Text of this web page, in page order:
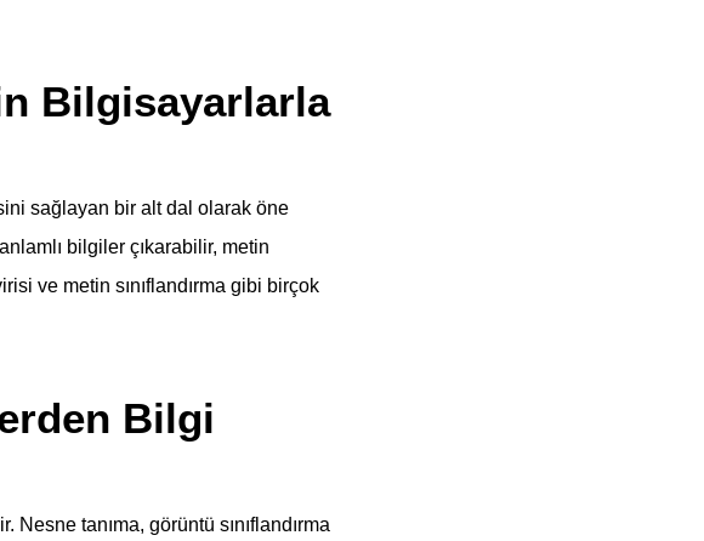
Bilgisayarlarla
sağlayan bir alt dal olarak öne
bilgiler çıkarabilir, metin
ve metin sınıflandırma gibi birçok
Bilgi
tanıma, görüntü sınıflandırma